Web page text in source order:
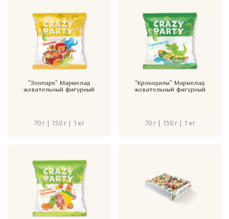
"Зоопарк" Мармелад
жевательный фигурный
70 г | 150 г | 1 кг
"Крокодилы" Мармелад
жевательный фигурный
70 г | 150 г | 1 кг